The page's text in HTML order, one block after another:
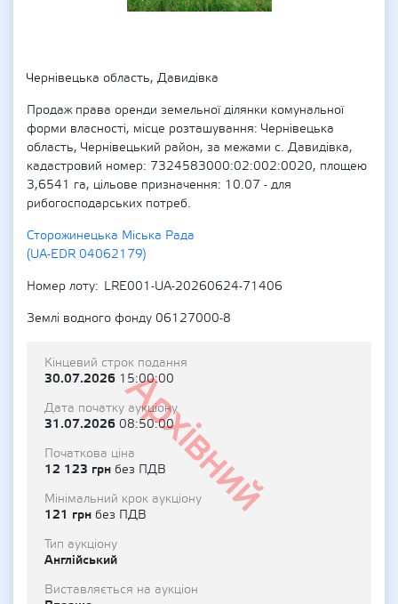
Чернівецька область, Давидівка
Продаж права оренди земельної ділянки комунальної
форми власності, місце розташування: Чернівецька
область, Чернівецький район, за межами с. Давидівка,
кадастровий номер: 7324583000:02:002:0020, площею
3,6541 га, цільове призначення: 10.07 - для
рибогосподарських потреб.
Сторожинецька Міська Рада
(UA-EDR 04062179)
Номер лоту
LRE001-UA-20260624-71406
Землі водного фонду 06127000-8
Архівний
Кінцевий строк подання
30.07.2026 15:00:00
Дата початку аукціону
31.07.2026 08:50:00
Початкова ціна
12 123 грн без ПДВ
Мінімальний крок аукціону
121 грн без ПДВ
Тип аукціону
Англійський
Виставляється на аукціон